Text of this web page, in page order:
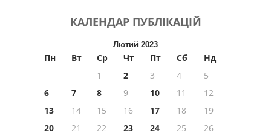
КАЛЕНДАР ПУБЛІКАЦІЙ
Лютий 2023
Пн Вт Ср Чт Пт Сб
Нд
1
2 3 4
5
6
7 8 9 10 11
12
13
14 15 16 17 18
19
20
21 22 23 24 25
26